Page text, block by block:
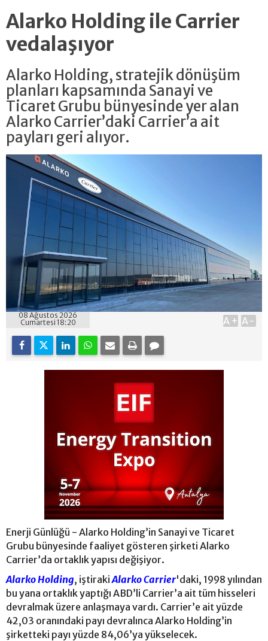
Alarko Holding ile Carrier
vedalaşıyor
Alarko Holding, stratejik dönüşüm
planları kapsamında Sanayi ve
Ticaret Grubu bünyesinde yer alan
Alarko Carrier’daki Carrier’a ait
payları geri alıyor.
08 Ağustos 2026
Cumartesi 18:20
A+ A-
Enerji Günlüğü - Alarko Holding’in Sanayi ve Ticaret
Grubu bünyesinde faaliyet gösteren şirketi Alarko
Carrier’da ortaklık yapısı değişiyor.
Alarko Holding, iştirakiAlarko Carrier'daki, 1998 yılından
bu yana ortaklık yaptığı ABD’li Carrier’a ait tüm hisseleri
devralmak üzere anlaşmaya vardı. Carrier’e ait yüzde
42,03 oranındaki payı devralınca Alarko Holding’in
şirketteki payı yüzde 84,06’ya yükselecek.